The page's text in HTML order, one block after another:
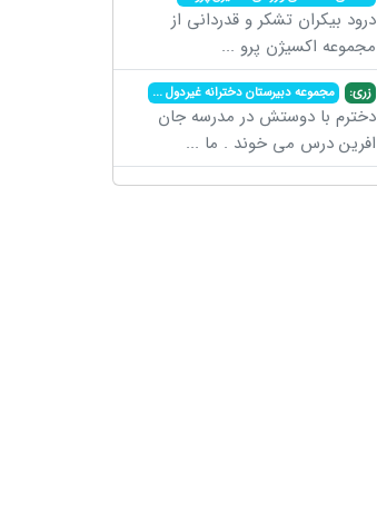
درود بیکران تشکر و قدردانی از
مجموعه اکسیژن پرو ...
زری: مجموعه دبیرستان دخترانه غیردول...
دخترم با دوستش در مدرسه جان
افرین درس می خوند . ما ...